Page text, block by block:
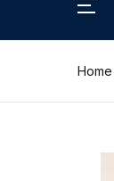
Home